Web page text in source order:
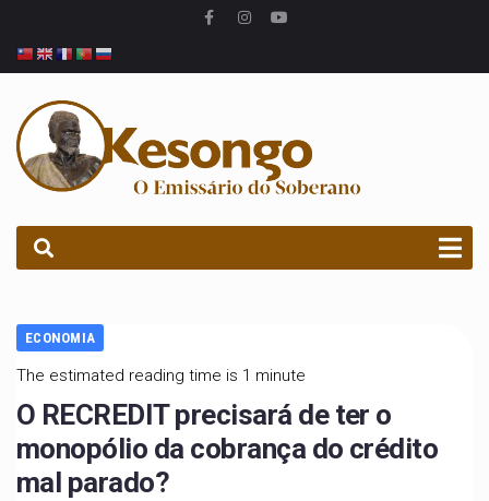
ECONOMIA
The estimated reading time is 1 minute
O RECREDIT precisará de ter o
monopólio da cobrança do crédito
mal parado?
PROCURAR